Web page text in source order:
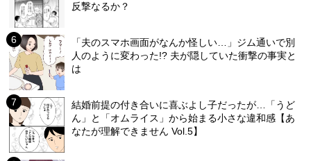
反撃なるか？
「夫のスマホ画面がなんか怪しい…」ジム通いで別
人のように変わった!? 夫が隠していた衝撃の事実と
は
結婚前提の付き合いに喜ぶよし子だったが…「うど
ん」と「オムライス」から始まる小さな違和感【あ
なたが理解できません Vol.5】